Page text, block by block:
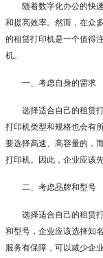
随着数字化办公的快
和提高效率。然而，在众
的租赁打印机是一个值得
机。
一、考虑自身的需求
选择适合自己的租赁
打印机类型和规格也会有
要选择高速、高容量的，
打印机。因此，企业应该
二、考虑品牌和型号
选择适合自己的租赁
和型号，企业应该选择知
服务有保障，可以减少企